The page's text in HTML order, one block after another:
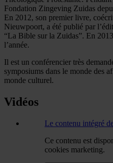
Fondation Zingeving Zuidas
En 2012, son premier livre,
Nieuwpoort, a été publié par
“La Bible sur la Zuidas”. En
l’année.
Il est un conférencier très
symposiums dans le monde des
monde culturel.
Vidéos
Le contenu intégré
Ce contenu est
cookies marketing.